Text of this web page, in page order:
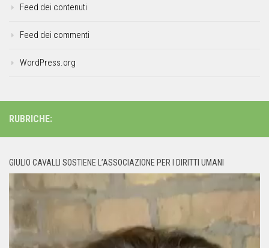
Feed dei contenuti
Feed dei commenti
WordPress.org
RUBRICHE:
GIULIO CAVALLI SOSTIENE L’ASSOCIAZIONE PER I DIRITTI UMANI
Player